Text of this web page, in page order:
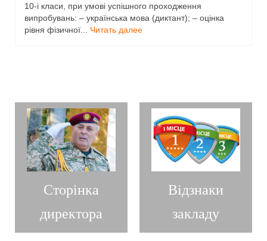
10-і класи, при умові успішного проходження
випробувань: – українська мова (диктант); – оцінка
рівня фізичної... Читать далее
Сторінка
директора
Відзнаки
закладу